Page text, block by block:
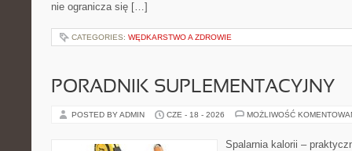
nie ogranicza się […]
CATEGORIES: WĘDKARSTWO A ZDROWIE
PORADNIK SUPLEMENTACYJNY
POSTED BY ADMIN CZE - 18 - 2026 MOŻLIWOŚĆ
Spalarnia kalorii –